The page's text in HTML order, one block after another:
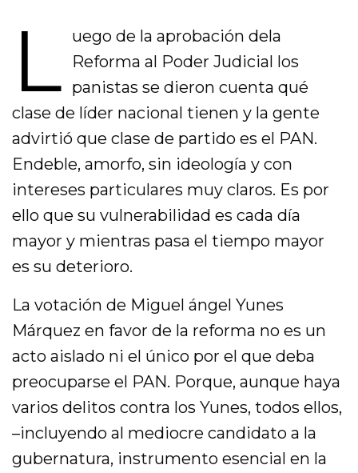
L uego de la aprobación dela
Reforma al Poder Judicial los
panistas se dieron cuenta qué
clase de líder nacional tienen y la gente
advirtió que clase de partido es el PAN.
Endeble, amorfo, sin ideología y con
intereses particulares muy claros. Es por
ello que su vulnerabilidad es cada día
mayor y mientras pasa el tiempo mayor
es su deterioro.
La votación de Miguel ángel Yunes
Márquez en favor de la reforma no es un
acto aislado ni el único por el que deba
preocuparse el PAN. Porque, aunque haya
varios delitos contra los Yunes, todos ellos,
–incluyendo al mediocre candidato a la
gubernatura, instrumento esencial en la